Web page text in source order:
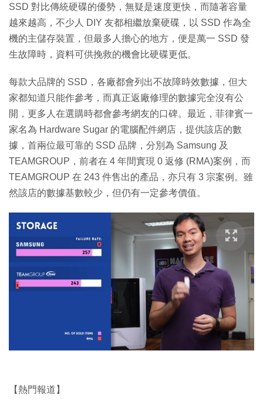
片
SSD 對比傳統硬碟的優勢，無疑是速度更快，而隨著容量
越來越高，不少人 DIY 友都相繼放棄硬碟，以 SSD 作為全
機的主儲存裝置，但最多人擔心的地方，便是萬一 SSD 發
生故障時，資料可供挽救的機會比硬碟更低。
每款大品牌的 SSD，各廠都會列出不故障時效數據，但大
家都知道只能作參考，而真正返廠修理的數據完全沒有公
開，更多人在選購時都會參考網友的口碑。最近，菲律賓一
家名為 Hardware Sugar 的電腦配件網店，提供該店的數
據，首兩位最可靠的 SSD 品牌，分別為 Samsung 及
TEAMGROUP，前者在 4 年間實現 0 返修 (RMA)案例，而
TEAMGROUP 在 243 件售出的產品，亦只有 3 宗案例。雖
然該店的數據基數較少，但仍有一定參考價值。
【熱門報道】